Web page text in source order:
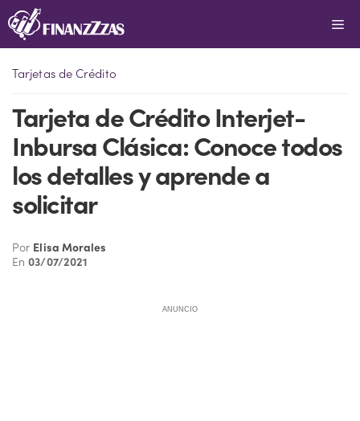
Saltar
al
Tarjetas de Crédito
Tarjeta de Crédito Interjet-
Inbursa Clásica: Conoce todos
los detalles y aprende a
solicitar
Por Elisa Morales
En03/07/2021
ANUNCIO